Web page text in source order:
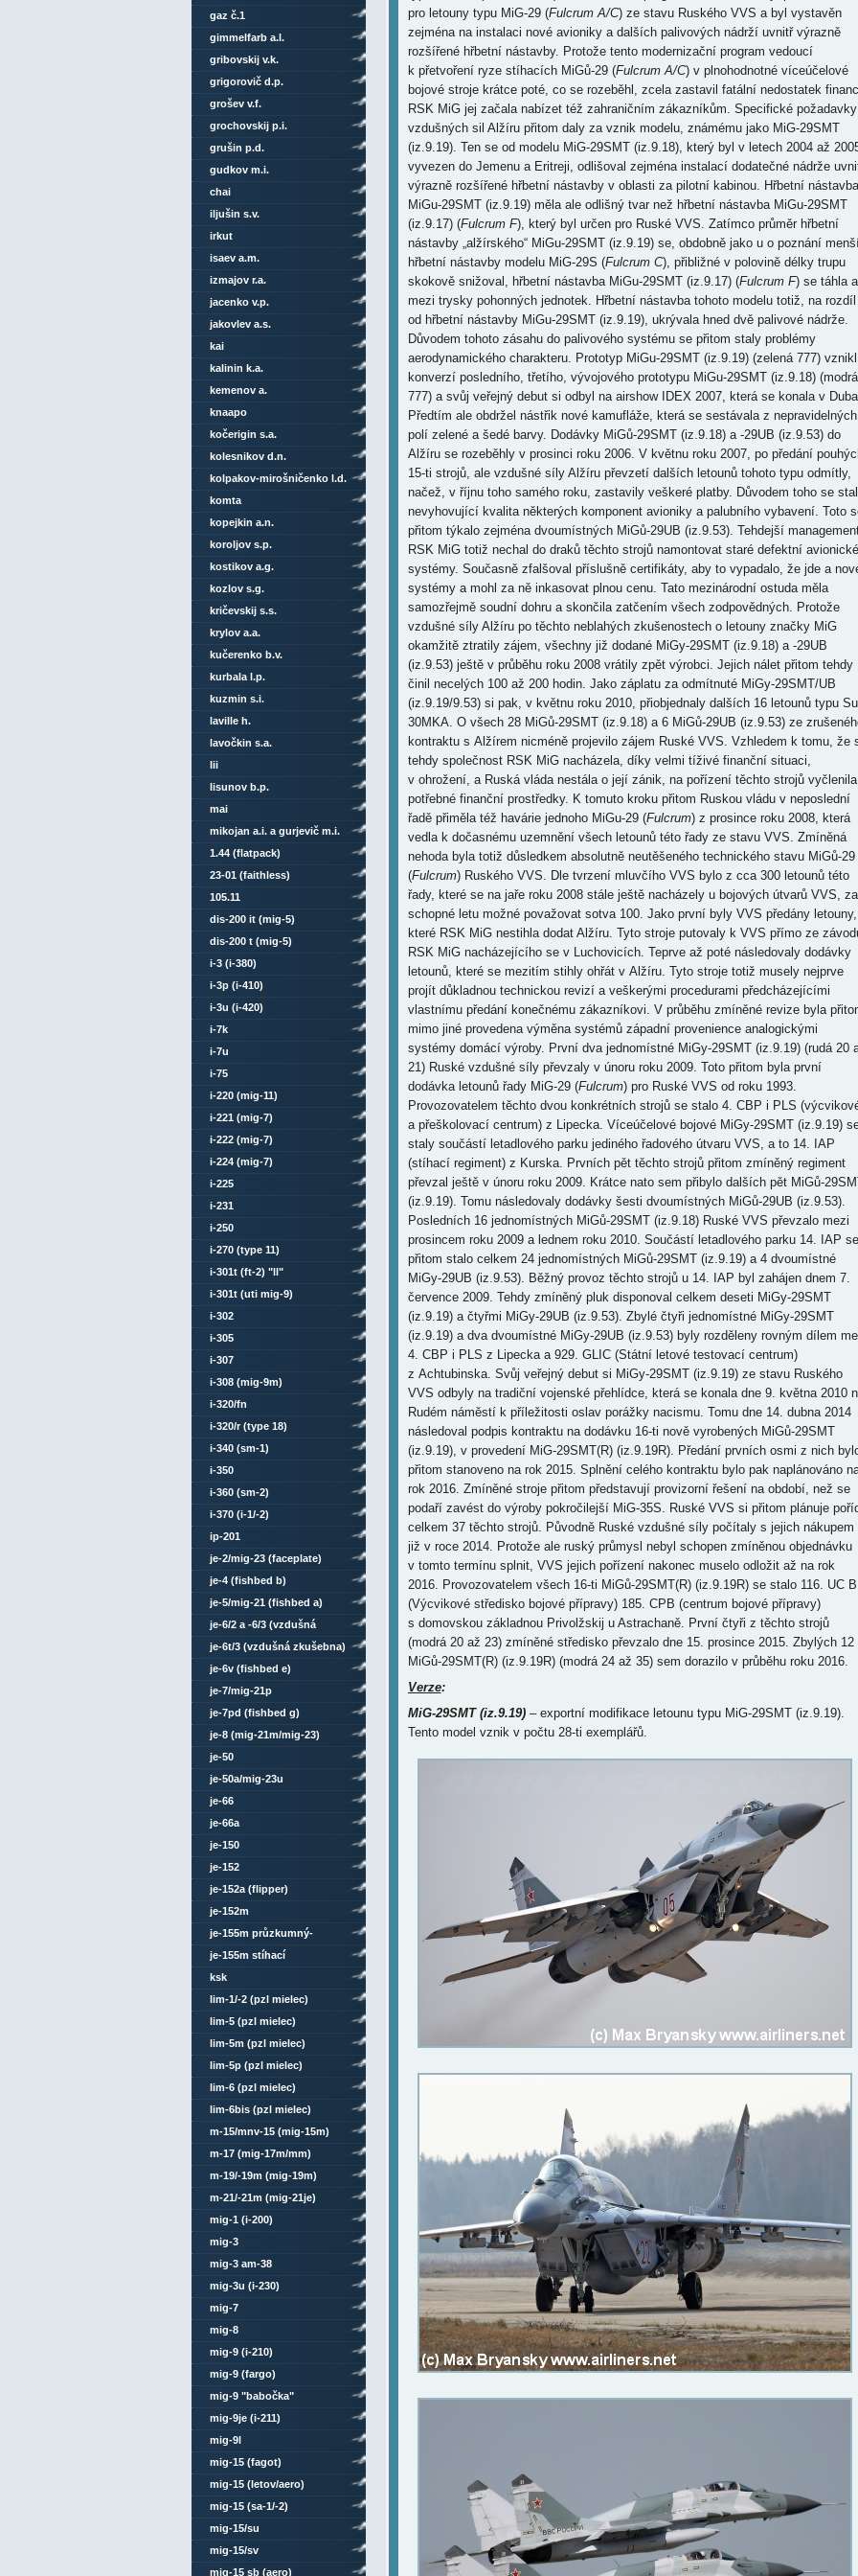
pro letouny typu MiG-29 (Fulcrum A/C) ze stavu Ruského VVS a byl vystavěn
zejména na instalaci nové avioniky a dalších palivových nádrží uvnitř výrazně
rozšířené hřbetní nástavby. Protože tento modernizační program vedoucí
k přetvoření ryze stíhacích MiGů-29 (Fulcrum A/C) v plnohodnotné víceúčelové
bojové stroje krátce poté, co se rozeběhl, zcela zastavil fatální nedostatek
RSK MiG jej začala nabízet též zahraničním zákazníkům. Specifické požadavky
vzdušných sil Alžíru přitom daly za vznik modelu, známému jako MiG-29SMT
(iz.9.19). Ten se od modelu MiG-29SMT (iz.9.18), který byl v letech 2004 až
vyvezen do Jemenu a Eritreji, odlišoval zejména instalací dodatečné nádrže
výrazně rozšířené hřbetní nástavby v oblasti za pilotní kabinou. Hřbetní nástavba
MiGu-29SMT (iz.9.19) měla ale odlišný tvar než hřbetní nástavba MiGu-29SMT
(iz.9.17) (Fulcrum F), který byl určen pro Ruské VVS. Zatímco průměr hřbetní
nástavby „alžírského“ MiGu-29SMT (iz.9.19) se, obdobně jako u o poznání
hřbetní nástavby modelu MiG-29S (Fulcrum C), přibližné v polovině délky trupu
skokově snižoval, hřbetní nástavba MiGu-29SMT (iz.9.17) (Fulcrum F) se táhla
mezi trysky pohonných jednotek. Hřbetní nástavba tohoto modelu totiž, na rozdíl
od hřbetní nástavby MiGu-29SMT (iz.9.19), ukrývala hned dvě palivové nádrže.
Důvodem tohoto zásahu do palivového systému se přitom staly problémy
aerodynamického charakteru. Prototyp MiGu-29SMT (iz.9.19) (zelená 777) vznikl
konverzí posledního, třetího, vývojového prototypu MiGu-29SMT (iz.9.18) (modrá
777) a svůj veřejný debut si odbyl na airshow IDEX 2007, která se konala v
Předtím ale obdržel nástřik nové kamufláže, která se sestávala z nepravidelných
polí zelené a šedé barvy. Dodávky MiGů-29SMT (iz.9.18) a -29UB (iz.9.53) do
Alžíru se rozeběhly v prosinci roku 2006. V květnu roku 2007, po předání
15-ti strojů, ale vzdušné síly Alžíru převzetí dalších letounů tohoto typu odmítly,
načež, v říjnu toho samého roku, zastavily veškeré platby. Důvodem toho se
nevyhovující kvalita některých komponent avioniky a palubního vybavení. Toto
přitom týkalo zejména dvoumístných MiGů-29UB (iz.9.53). Tehdejší
RSK MiG totiž nechal do draků těchto strojů namontovat staré defektní avionické
systémy. Současně zfalšoval příslušně certifikáty, aby to vypadalo, že jde a
systémy a mohl za ně inkasovat plnou cenu. Tato mezinárodní ostuda měla
samozřejmě soudní dohru a skončila zatčením všech zodpovědných. Protože
vzdušné síly Alžíru po těchto neblahých zkušenostech o letouny značky MiG
okamžitě ztratily zájem, všechny již dodané MiGy-29SMT (iz.9.18) a -29UB
(iz.9.53) ještě v průběhu roku 2008 vrátily zpět výrobci. Jejich nálet přitom tehdy
činil necelých 100 až 200 hodin. Jako záplatu za odmítnuté MiGy-29SMT/UB
(iz.9.19/9.53) si pak, v květnu roku 2010, přiobjednaly dalších 16 letounů typu
30MKA. O všech 28 MiGů-29SMT (iz.9.18) a 6 MiGů-29UB (iz.9.53) ze
kontraktu s Alžírem nicméně projevilo zájem Ruské VVS. Vzhledem k tomu, že
tehdy společnost RSK MiG nacházela, díky velmi tíživé finanční situaci,
v ohrožení, a Ruská vláda nestála o její zánik, na pořízení těchto strojů vyčlenila
potřebné finanční prostředky. K tomuto kroku přitom Ruskou vládu v neposlední
řadě přiměla též havárie jednoho MiGu-29 (Fulcrum) z prosince roku 2008, která
vedla k dočasnému uzemnění všech letounů této řady ze stavu VVS. Zmíněná
nehoda byla totiž důsledkem absolutně neutěšeného technického stavu MiGů-29
(Fulcrum) Ruského VVS. Dle tvrzení mluvčího VVS bylo z cca 300 letounů této
řady, které se na jaře roku 2008 stále ještě nacházely u bojových útvarů VVS, za
schopné letu možné považovat sotva 100. Jako první byly VVS předány letouny,
které RSK MiG nestihla dodat Alžíru. Tyto stroje putovaly k VVS přímo ze
RSK MiG nacházejícího se v Luchovicích. Teprve až poté následovaly dodávky
letounů, které se mezitím stihly ohřát v Alžíru. Tyto stroje totiž musely nejprve
projít důkladnou technickou revizí a veškerými procedurami předcházejícími
vlastnímu předání konečnému zákazníkovi. V průběhu zmíněné revize byla
mimo jiné provedena výměna systémů západní provenience analogickými
systémy domácí výroby. První dva jednomístné MiGy-29SMT (iz.9.19) (rudá 20
21) Ruské vzdušné síly převzaly v únoru roku 2009. Toto přitom byla první
dodávka letounů řady MiG-29 (Fulcrum) pro Ruské VVS od roku 1993.
Provozovatelem těchto dvou konkrétních strojů se stalo 4. CBP i PLS
a přeškolovací centrum) z Lipecka. Víceúčelové bojové MiGy-29SMT (iz.9.19)
staly součástí letadlového parku jediného řadového útvaru VVS, a to 14. IAP
(stíhací regiment) z Kurska. Prvních pět těchto strojů přitom zmíněný regiment
převzal ještě v únoru roku 2009. Krátce nato sem přibylo dalších pět MiGů-
(iz.9.19). Tomu následovaly dodávky šesti dvoumístných MiGů-29UB (iz.9.53).
Posledních 16 jednomístných MiGů-29SMT (iz.9.18) Ruské VVS převzalo mezi
prosincem roku 2009 a lednem roku 2010. Součástí letadlového parku 14. IAP se
přitom stalo celkem 24 jednomístných MiGů-29SMT (iz.9.19) a 4 dvoumístné
MiGy-29UB (iz.9.53). Běžný provoz těchto strojů u 14. IAP byl zahájen dnem 7.
července 2009. Tehdy zmíněný pluk disponoval celkem deseti MiGy-29SMT
(iz.9.19) a čtyřmi MiGy-29UB (iz.9.53). Zbylé čtyři jednomístné MiGy-29SMT
(iz.9.19) a dva dvoumístné MiGy-29UB (iz.9.53) byly rozděleny rovným dílem
4. CBP i PLS z Lipecka a 929. GLIC (Státní letové testovací centrum)
z Achtubinska. Svůj veřejný debut si MiGy-29SMT (iz.9.19) ze stavu Ruského
VVS odbyly na tradiční vojenské přehlídce, která se konala dne 9. května 2010
Rudém náměstí k příležitosti oslav porážky nacismu. Tomu dne 14. dubna 2014
následoval podpis kontraktu na dodávku 16-ti nově vyrobených MiGů-29SMT
(iz.9.19), v provedení MiG-29SMT(R) (iz.9.19R). Předání prvních osmi z nich
přitom stanoveno na rok 2015. Splnění celého kontraktu bylo pak naplánováno
rok 2016. Zmíněné stroje přitom představují provizorní řešení na období, než se
podaří zavést do výroby pokročilejší MiG-35S. Ruské VVS si přitom plánuje
celkem 37 těchto strojů. Původně Ruské vzdušné síly počítaly s jejich nákupem
již v roce 2014. Protože ale ruský průmysl nebyl schopen zmíněnou objednávku
v tomto termínu splnit, VVS jejich pořízení nakonec muselo odložit až na rok
2016. Provozovatelem všech 16-ti MiGů-29SMT(R) (iz.9.19R) se stalo 116. UC
(Výcvikové středisko bojové přípravy) 185. CPB (centrum bojové přípravy)
s domovskou základnou Privolžskij u Astrachaně. První čtyři z těchto strojů
(modrá 20 až 23) zmíněné středisko převzalo dne 15. prosince 2015. Zbylých 12
MiGů-29SMT(R) (iz.9.19R) (modrá 24 až 35) sem dorazilo v průběhu roku 2016.
Verze:
MiG-29SMT (iz.9.19)– exportní modifikace letounu typu MiG-29SMT (iz.9.19).
Tento model vznik v počtu 28-ti exemplářů.
gaz č.1
gimmelfarb a.l.
gribovskij v.k.
grigorovič d.p.
grošev v.f.
grochovskij p.i.
grušin p.d.
gudkov m.i.
chai
iljušin s.v.
irkut
isaev a.m.
izmajov r.a.
jacenko v.p.
jakovlev a.s.
kai
kalinin k.a.
kemenov a.
knaapo
kočerigin s.a.
kolesnikov d.n.
kolpakov-mirošničenko l.d.
komta
kopejkin a.n.
koroljov s.p.
kostikov a.g.
kozlov s.g.
kričevskij s.s.
krylov a.a.
kučerenko b.v.
kurbala l.p.
kuzmin s.i.
laville h.
lavočkin s.a.
lii
lisunov b.p.
mai
mikojan a.i. a gurjevič m.i.
1.44 (flatpack)
23-01 (faithless)
105.11
dis-200 it (mig-5)
dis-200 t (mig-5)
i-3 (i-380)
i-3p (i-410)
i-3u (i-420)
i-7k
i-7u
i-75
i-220 (mig-11)
i-221 (mig-7)
i-222 (mig-7)
i-224 (mig-7)
i-225
i-231
i-250
i-270 (type 11)
i-301t (ft-2) "ll"
i-301t (uti mig-9)
i-302
i-305
i-307
i-308 (mig-9m)
i-320/fn
i-320/r (type 18)
i-340 (sm-1)
i-350
i-360 (sm-2)
i-370 (i-1/-2)
ip-201
je-2/mig-23 (faceplate)
je-4 (fishbed b)
je-5/mig-21 (fishbed a)
je-6/2 a -6/3 (vzdušná
zkušebna)
je-6t/3 (vzdušná zkušebna)
je-6v (fishbed e)
je-7/mig-21p
je-7pd (fishbed g)
je-8 (mig-21m/mig-23)
je-50
je-50a/mig-23u
je-66
je-66a
je-150
je-152
je-152a (flipper)
je-152m
je-155m průzkumný-
bombardovací
je-155m stíhací
ksk
lim-1/-2 (pzl mielec)
lim-5 (pzl mielec)
lim-5m (pzl mielec)
lim-5p (pzl mielec)
lim-6 (pzl mielec)
lim-6bis (pzl mielec)
m-15/mnv-15 (mig-15m)
m-17 (mig-17m/mm)
m-19/-19m (mig-19m)
m-21/-21m (mig-21je)
mig-1 (i-200)
mig-3
mig-3 am-38
mig-3u (i-230)
mig-7
mig-8
mig-9 (i-210)
mig-9 (fargo)
mig-9 "babočka"
mig-9je (i-211)
mig-9l
mig-15 (fagot)
mig-15 (letov/aero)
mig-15 (sa-1/-2)
mig-15/su
mig-15/sv
mig-15 sb (aero)